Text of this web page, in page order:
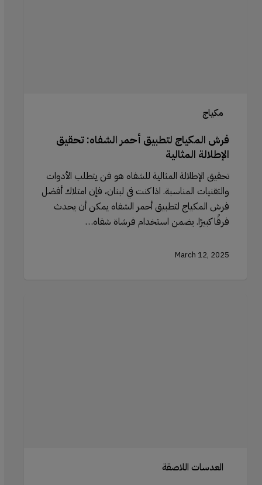
مكياج
فرش المكياج لتطبيق أحمر الشفاه: تحقيق
الإطلالة المثالية
تحقيق الإطلالة المثالية للشفاه هو فن يتطلب الأدوات
والتقنيات المناسبة. اذا كنت في لبنان، فإن امتلاك أفضل
فرش المكياج لتطبيق أحمر الشفاه يمكن أن يحدث
فرقًا كبيرًا. يضمن استخدام فرشاة شفاه…
March 12, 2025
العدسات اللاصقة